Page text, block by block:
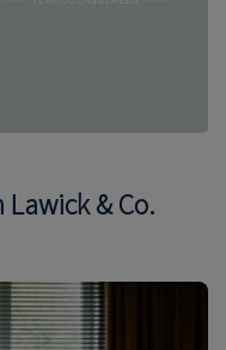
Lawick & Co.